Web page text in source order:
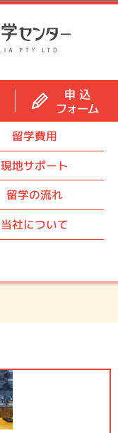
留学費用
現地サポート
留学の流れ
当社について